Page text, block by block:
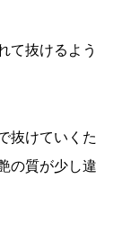
て抜けるよう
抜けていくた
の質が少し違